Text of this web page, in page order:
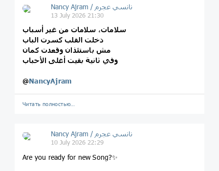
Nancy Ajram / نانسي عجرم
13 July 2026 21:30
سلامات، سلامات من غير أسباب
دخلت القلب كسرت الباب
مش باستئذان وقعدت كمان
وفي ثانية بقيت أغلى الأحباب
@NancyAjram
Читать полностью…
Nancy Ajram / نانسي عجرم
10 July 2026 22:29
Are you ready for new Song?✨